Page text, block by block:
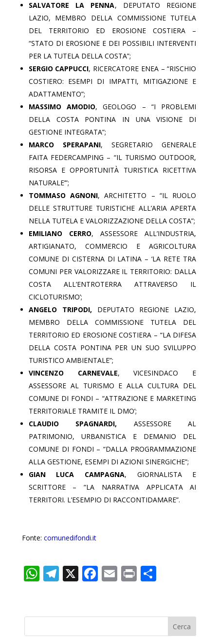
SALVATORE LA PENNA, DEPUTATO REGIONE
LAZIO, MEMBRO DELLA COMMISSIONE TUTELA
DEL TERRITORIO ED EROSIONE COSTIERA –
“STATO DI EROSIONE E DEI POSSIBILI INTERVENTI
PER LA TUTELA DELLA COSTA”;
SERGIO CAPPUCCI, RICERCATORE ENEA – “RISCHIO
COSTIERO: ESEMPI DI IMPATTI, MITIGAZIONE E
ADATTAMENTO”;
MASSIMO AMODIO, GEOLOGO – “I PROBLEMI
DELLA COSTA PONTINA IN UNA VISIONE DI
GESTIONE INTEGRATA”;
MARCO SPERAPANI, SEGRETARIO GENERALE
FAITA FEDERCAMPING – “IL TURISMO OUTDOOR,
RISORSA E OPPORTUNITÀ TURISTICA RICETTIVA
NATURALE’”;
TOMMASO AGNONI, ARCHITETTO – “IL RUOLO
DELLE STRUTTURE TURISTICHE ALL’ARIA APERTA
NELLA TUTELA E VALORIZZAZIONE DELLA COSTA”;
EMILIANO CERRO, ASSESSORE ALL’INDUSTRIA,
ARTIGIANATO, COMMERCIO E AGRICOLTURA
COMUNE DI CISTERNA DI LATINA – ‘LA RETE TRA
COMUNI PER VALORIZZARE IL TERRITORIO: DALLA
COSTA ALL’ENTROTERRA ATTRAVERSO IL
CICLOTURISMO’;
ANGELO TRIPODI, DEPUTATO REGIONE LAZIO,
MEMBRO DELLA COMMISSIONE TUTELA DEL
TERRITORIO ED EROSIONE COSTIERA – “LA DIFESA
DELLA COSTA PONTINA PER UN SUO SVILUPPO
TURISTICO AMBIENTALE”;
VINCENZO CARNEVALE, VICESINDACO E
ASSESSORE AL TURISMO E ALLA CULTURA DEL
COMUNE DI FONDI – “ATTRAZIONE E MARKETING
TERRITORIALE TRAMITE IL DMO’;
CLAUDIO SPAGNARDI, ASSESSORE AL
PATRIMONIO, URBANISTICA E DEMANIO DEL
COMUNE DI FONDI – “DALLA PROGRAMMAZIONE
ALLA GESTIONE, ESEMPI DI AZIONI SINERGICHE”;
GIAN LUCA CAMPAGNA, GIORNALISTA E
SCRITTORE – “LA NARRATIVA APPLICATA AI
TERRITORI. L’ESEMPIO DI RACCONTIDAMARE”.
Fonte: comunedifondi.it
W
s
T
gr
X F
b
E
l
PrC
di